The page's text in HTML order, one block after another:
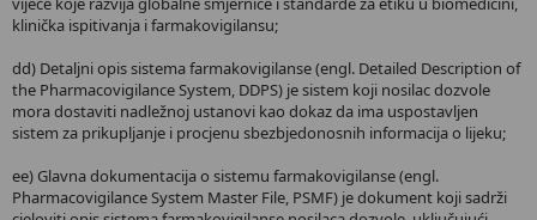
klinička ispitivanja i farmakovigilansu;
dd) Detaljni opis sistema farmakovigilanse (engl. Detailed Description of
the Pharmacovigilance System, DDPS) je sistem koji nosilac dozvole
mora dostaviti nadležnoj ustanovi kao dokaz da ima uspostavljen
sistem za prikupljanje i procjenu sbezbjedonosnih informacija o lijeku;
ee) Glavna dokumentacija o sistemu farmakovigilanse (engl.
Pharmacovigilance System Master File, PSMF) je dokument koji sadrži